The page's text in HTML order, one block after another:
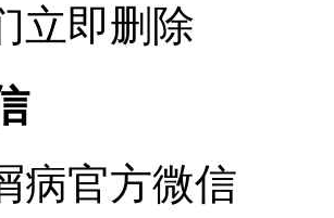
立即删除
病官方微信